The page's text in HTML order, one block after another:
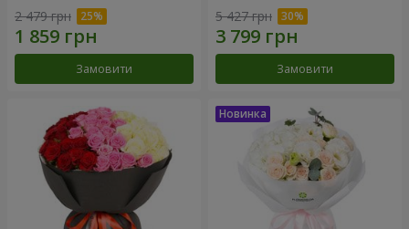
2 479 грн
Замовити
5 427 грн
Замовити